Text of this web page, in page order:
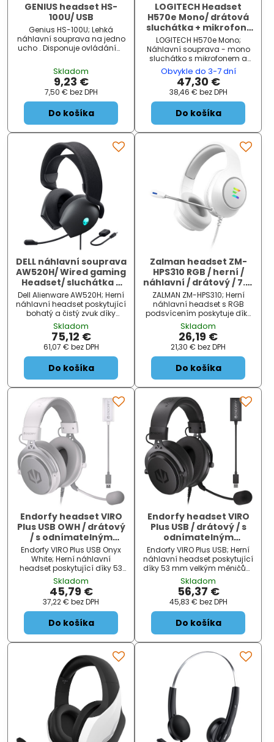
GENIUS headset HS-
100U/ USB
Genius HS-100U; Lehká
náhlavní souprava na jedno
ucho . Disponuje ovládáním
nastavitelným hlavovým
mostem i mikrofonem .
Připojení je realizováno skrze
USB konektor. Z...
Skladom
9,23 €
7,50 € bez DPH
Do košíka
LOGITECH Headset
H570e Mono/ drátová
sluchátka + mikrofon/
USB/ černá
LOGITECH H570e Mono;
Náhlavní souprava - mono
sluchátko s mikrofonem a
kabelem s ovládáním.
ZÁKLADNÍ SPECIFIKACE;
Konektor: USB 2.0; Citlivost: 94
dB; Frekvenčn...
Obvykle do 3-7 dní
47,30 €
38,46 € bez DPH
Do košíka
DELL náhlavní souprava
AW520H/ Wired gaming
Headset/ sluchátka +
mikrofon/ černá
Dell Alienware AW520H; Herní
náhlavní headset poskytující
bohatý a čistý zvuk díky
certifikovaným ovladačům
Hi-Res a prostorovému zvuku
Dolby Atmos . Stejně tak
výsuvný mikrofon poskytuje
křišťálově čistý...
Skladom
75,12 €
61,07 € bez DPH
Do košíka
Zalman headset ZM-
HPS310 RGB / herní /
náhlavní / drátový / 7.1 /
USB / bílý
ZALMAN ZM-HPS310; Herní
náhlavní headset s RGB
podsvícením poskytuje díky
50 mm velkým měničům
skvělý zvukový přednes.
Stejně tak nastavitelný
mikrofon poskytuje křišťálově
čistý přenos, který je...
Skladom
26,19 €
21,30 € bez DPH
Do košíka
Endorfy headset VIRO
Plus USB OWH / drátový
/ s odnímatelným
mikrofonem / USB / bílý
Endorfy VIRO Plus USB Onyx
White; Herní náhlavní
headset poskytující díky 53
mm velkým měničům skvělý
zvukový přednes. Stejně tak
odpojitelný mikrofon
poskytuje křišťálově čistý
přenos, který je základem...
Skladom
45,79 €
37,22 € bez DPH
Do košíka
Endorfy headset VIRO
Plus USB / drátový / s
odnímatelným
mikrofonem / USB /
černý
Endorfy VIRO Plus USB; Herní
náhlavní headset poskytující
díky 53 mm velkým měničům
skvělý zvukový přednes.
Stejně tak odpojitelný
mikrofon poskytuje křišťálově
čistý přenos, který je
základem kvalitní h...
Skladom
56,37 €
45,83 € bez DPH
Do košíka